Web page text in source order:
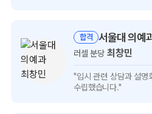
합격 서울대 의예
러셀 분당 최창민
"입시 관련 상담과 설명
수립했습니다."